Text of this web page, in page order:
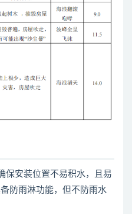
保安装位置不易积水，且易
防雨淋功能，但不防雨水